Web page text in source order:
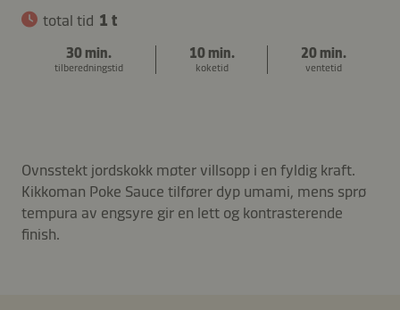
total tid 1 t
30 min.
tilberedningstid
10 min.
koketid
20 min.
ventetid
Ovnsstekt jordskokk møter villsopp i en fyldig kraft.
Kikkoman Poke Sauce tilfører dyp umami, mens sprø
tempura av engsyre gir en lett og kontrasterende
finish.